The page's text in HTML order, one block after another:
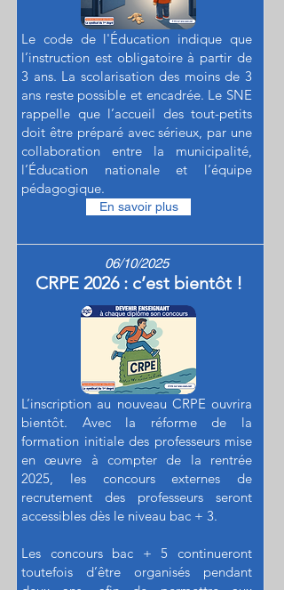
Le code de l'Éducation indique que
l’instruction est obligatoire à partir de
3 ans. La scolarisation des moins de 3
ans reste possible et encadrée. Le SNE
rappelle que l’accueil des tout-petits
doit être préparé avec sérieux, par une
collaboration entre la municipalité,
l’Éducation nationale et l’équipe
pédagogique.
En savoir plus
06/10/2025
CRPE 2026 : c’est bientôt !
L’inscription au nouveau CRPE ouvrira
bientôt. Avec la réforme de la
formation initiale des professeurs mise
en œuvre à compter de la rentrée
2025, les concours externes de
recrutement des professeurs seront
accessibles dès le niveau bac + 3.
Les concours bac + 5 continueront
toutefois d’être organisés pendant